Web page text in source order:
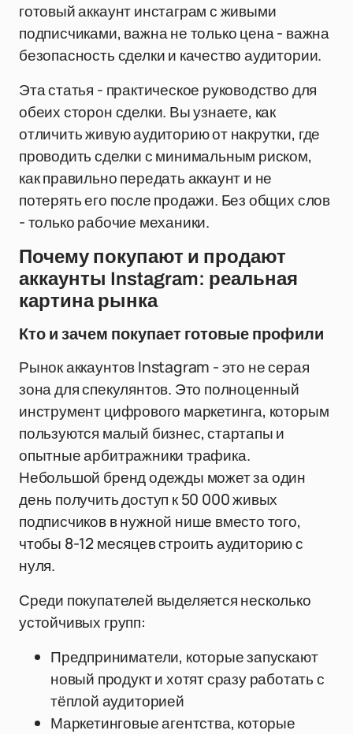
готовый аккаунт инстаграм с живыми
подписчиками, важна не только цена - важна
безопасность сделки и качество аудитории.
Эта статья - практическое руководство для
обеих сторон сделки. Вы узнаете, как
отличить живую аудиторию от накрутки, где
проводить сделки с минимальным риском,
как правильно передать аккаунт и не
потерять его после продажи. Без общих слов
- только рабочие механики.
Почему покупают и продают
аккаунты Instagram: реальная
картина рынка
Кто и зачем покупает готовые профили
Рынок аккаунтов Instagram - это не серая
зона для спекулянтов. Это полноценный
инструмент цифрового маркетинга, которым
пользуются малый бизнес, стартапы и
опытные арбитражники трафика.
Небольшой бренд одежды может за один
день получить доступ к 50 000 живых
подписчиков в нужной нише вместо того,
чтобы 8-12 месяцев строить аудиторию с
нуля.
Среди покупателей выделяется несколько
устойчивых групп:
Предприниматели, которые запускают
новый продукт и хотят сразу работать с
тёплой аудиторией
Маркетинговые агентства, которые